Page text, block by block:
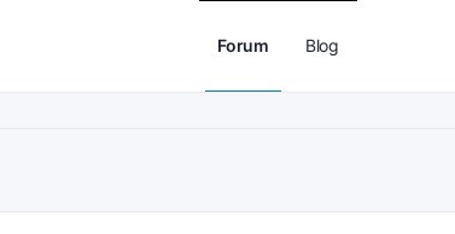
Forum Blog